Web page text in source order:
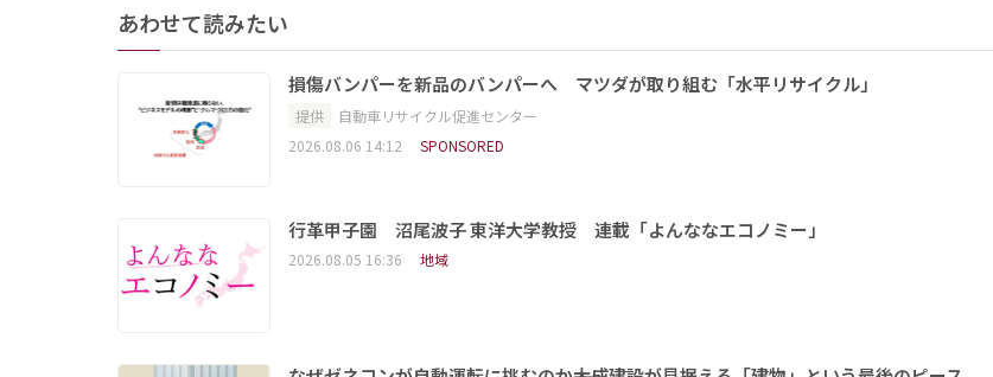
あわせて読みたい
損傷バンパーを新品のバンパーへ マツダが取り組む「水平リサイクル」
提供
自動車リサイクル促進センター
2026.08.06 14:12
SPONSORED
行革甲子園 沼尾波子 東洋大学教授 連載「よんななエコノミー」
2026.08.05 16:36 地域